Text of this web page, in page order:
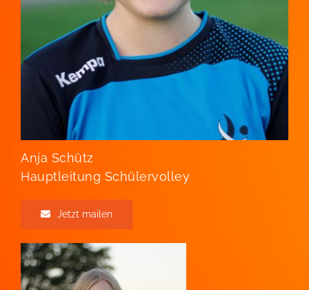
Anja Schütz
Hauptleitung Schülervolley
Jetzt mailen